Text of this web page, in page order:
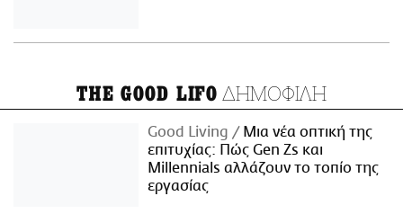
THE GOOD LIFO ΔΗΜΟΦΙΛΗ
Good Living
Μια νέα οπτική της
επιτυχίας: Πώς Gen Zs και
Millennials αλλάζουν το τοπίο της
εργασίας